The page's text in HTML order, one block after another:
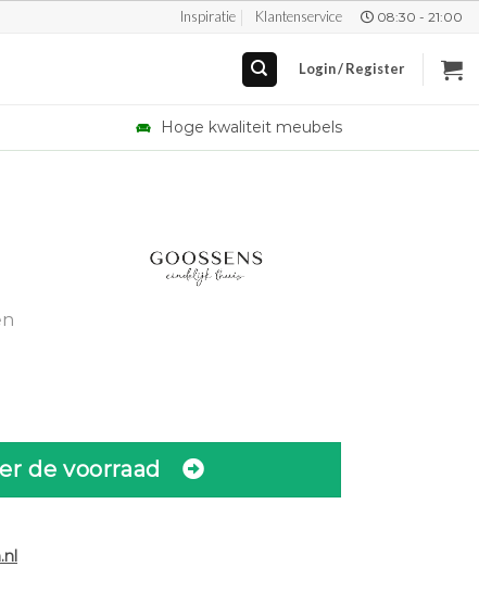
Inspiratie Klantenservice 08:30 - 21:00
Login / Register
Hoge kwaliteit meubels
de voorraad